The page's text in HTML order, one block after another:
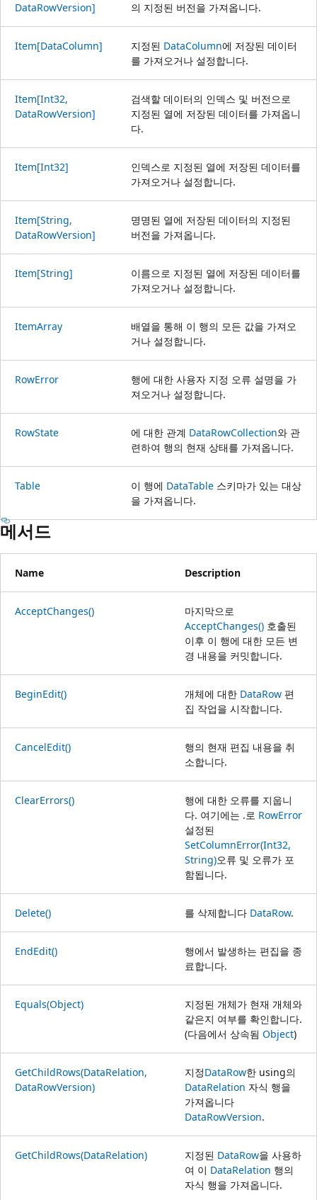
DataRowVersion] 의 지정된 버전을 가져옵니다.
Item[DataColumn] 지정된 DataColumn에 저장된 데이터
를 가져오거나 설정합니다.
Item[Int32,
DataRowVersion]
검색할 데이터의 인덱스 및 버전으로
지정된 열에 저장된 데이터를 가져옵니
다.
Item[Int32]
인덱스로 지정된 열에 저장된 데이터를
가져오거나 설정합니다.
Item[String,
DataRowVersion]
명명된 열에 저장된 데이터의 지정된
버전을 가져옵니다.
Item[String]
이름으로 지정된 열에 저장된 데이터를
가져오거나 설정합니다.
ItemArray
배열을 통해 이 행의 모든 값을 가져오
거나 설정합니다.
RowError
행에 대한 사용자 지정 오류 설명을 가
져오거나 설정합니다.
RowState 에 대한 관계 DataRowCollection와 관
련하여 행의 현재 상태를 가져옵니다.
Table 이 행에 DataTable 스키마가 있는 대상
을 가져옵니다.
메서드
Name Description
AcceptChanges()
마지막으로
AcceptChanges() 호출된
이후 이 행에 대한 모든 변
경 내용을 커밋합니다.
BeginEdit() 개체에 대한 DataRow 편
집 작업을 시작합니다.
CancelEdit()
행의 현재 편집 내용을 취
소합니다.
ClearErrors()
행에 대한 오류를 지웁니
다. 여기에는 .로 RowError
설정된
SetColumnError(Int32,
String)오류 및 오류가 포
함됩니다.
Delete() 를 삭제합니다 DataRow.
EndEdit()
행에서 발생하는 편집을 종
료합니다.
Equals(Object)
지정된 개체가 현재 개체와
같은지 여부를 확인합니다.
(다음에서 상속됨 Object)
GetChildRows(DataRelation,
DataRowVersion)
지정DataRow한 using의
DataRelation 자식 행을
가져옵니다
DataRowVersion.
GetChildRows(DataRelation) 지정된 DataRow을 사용하
여 이 DataRelation 행의
자식 행을 가져옵니다.